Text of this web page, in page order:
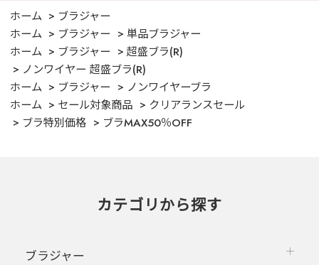
ホーム
ブラジャー
ホーム
ブラジャー
単品ブラジャー
ホーム
ブラジャー
超盛ブラ(R)
ノンワイヤー 超盛ブラ(R)
ホーム
ブラジャー
ノンワイヤーブラ
ホーム
セール対象商品
クリアランスセール
ブラ特別価格
ブラMAX50％OFF
カテゴリから探す
ブラジャー